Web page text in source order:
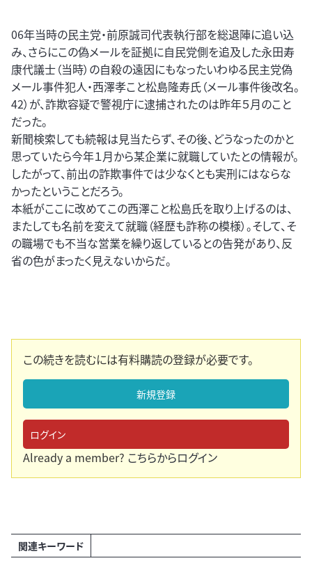
06年当時の民主党・前原誠司代表執行部を総退陣に追い込
み、さらにこの偽メールを証拠に自民党側を追及した永田寿
康代議士（当時）の自殺の遠因にもなったいわゆる民主党偽
メール事件犯人・西澤孝こと松島隆寿氏（メール事件後改名。
42）が、詐欺容疑で警視庁に逮捕されたのは昨年５月のこと
だった。
新聞検索しても続報は見当たらず、その後、どうなったのかと
思っていたら今年１月から某企業に就職していたとの情報が。
したがって、前出の詐欺事件では少なくとも実刑にはならな
かったということだろう。
本紙がここに改めてこの西澤こと松島氏を取り上げるのは、
またしても名前を変えて就職（経歴も詐称の模様）。そして、そ
の職場でも不当な営業を繰り返しているとの告発があり、反
省の色がまったく見えないからだ。
この続きを読むには有料購読の登録が必要です。
新規登録
ログイン
Already a member? こちらからログイン
関連キーワード